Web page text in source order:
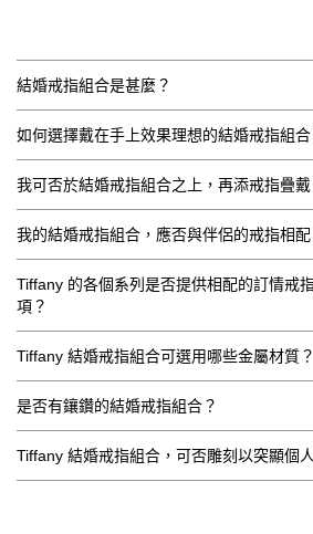
結婚戒指組合是甚麼？
如何選擇戴在手上效果理想的結婚戒指組合
我可否於結婚戒指組合之上，再添戒指疊戴
我的結婚戒指組合，應否與伴侶的戒指相配
Tiffany 的各個系列是否提供相配的訂情戒
項？
Tiffany 結婚戒指組合可選用哪些金屬材質？
是否有鑲鑽的結婚戒指組合？
Tiffany 結婚戒指組合，可否雕刻以突顯個